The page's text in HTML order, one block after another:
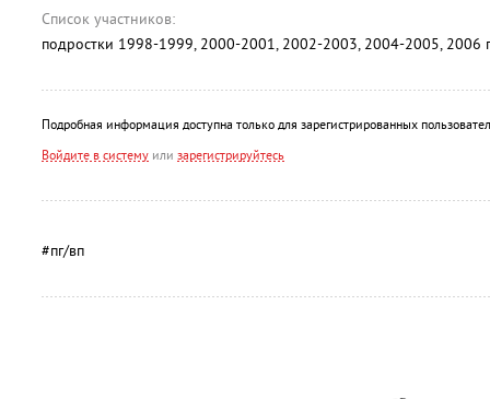
Список участников:
подростки 1998-1999, 2000-2001, 2002-2003, 2004-2005, 2006
Подробная информация доступна только для зарегистрированных
Войдите в систему или зарегистрируйтесь
#пг/вп